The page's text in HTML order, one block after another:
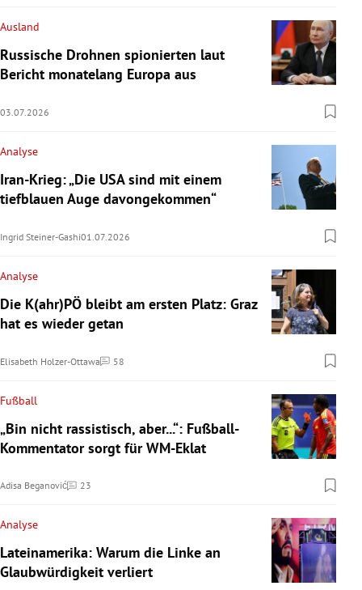
Ausland
Russische Drohnen spionierten laut
Bericht monatelang Europa aus
03.07.2026
Analyse
Iran-Krieg: „Die USA sind mit einem
tiefblauen Auge davongekommen“
Ingrid Steiner-Gashi01.07.2026
Analyse
Die K(ahr)PÖ bleibt am ersten Platz: Graz
hat es wieder getan
Elisabeth Holzer-Ottawa 58
Kommentare
Fußball
„Bin nicht rassistisch, aber...“: Fußball-
Kommentator sorgt für WM-Eklat
Adisa Beganović 23
Kommentare
Analyse
Lateinamerika: Warum die Linke an
Glaubwürdigkeit verliert